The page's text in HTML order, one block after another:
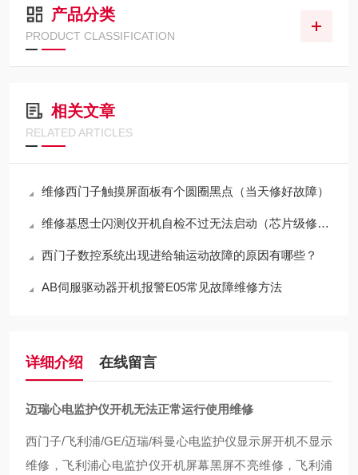
产品分类
PRODUCT CLASSIFICATION
相关文章
RELATED ARTICLES
维修西门子触摸屏面板有个圆圈黑点（当天修好故障）
维修基恩士闪测仪开机自检不过无法启动（芯片级修理）
西门子数控系统出现进给轴运动故障的原因有哪些？
AB伺服驱动器开机报警E05常见故障维修方法
详细介绍 在线留言
迈瑞心电监护仪开机无法正常运行使用维修
西门子/飞利浦/GE/迈瑞/科曼心电监护仪显示屏开机不显示
维修，飞利浦心电监护仪开机屏幕黑屏不亮维修，飞利浦